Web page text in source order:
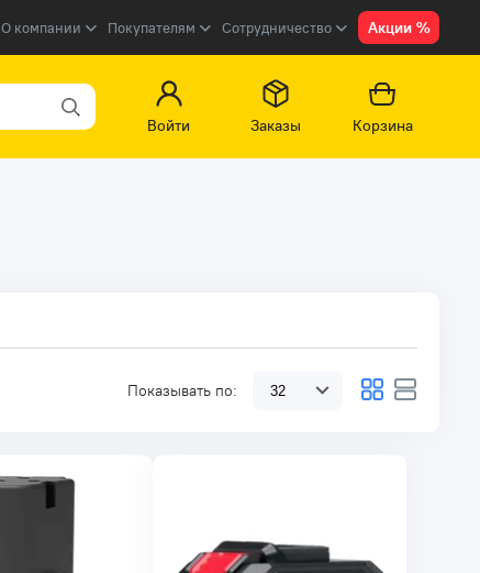
О компании Покупателям Сотрудничество Акции %
Войти
Заказы Корзина
Показывать по: